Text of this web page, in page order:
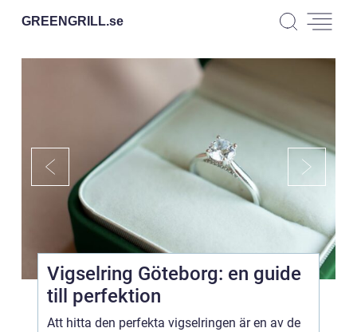
GREENGRILL.se
Vigselring Göteborg: en guide
till perfektion
Att hitta den perfekta vigselringen är en av de